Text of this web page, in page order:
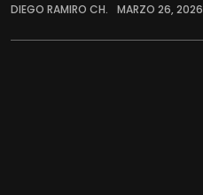
DIEGO RAMIRO CH. MARZO 26, 2026